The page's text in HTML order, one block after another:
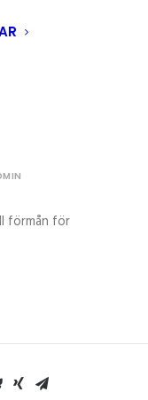
förmån för